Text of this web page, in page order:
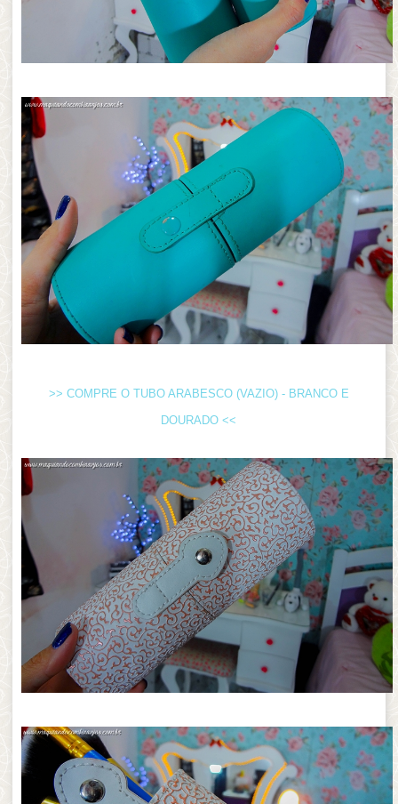
>> COMPRE O TUBO ARABESCO (VAZIO) - BRANCO E
DOURADO <<